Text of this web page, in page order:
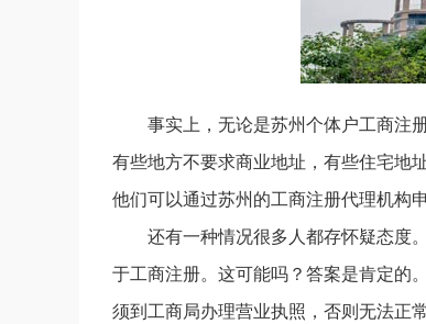
事实上，无论是苏州个体户工商注
有些地方不要求商业地址，有些住宅地
他们可以通过苏州的工商注册代理机构
还有一种情况很多人都存怀疑态度
于工商注册。这可能吗？答案是肯定的
须到工商局办理营业执照，否则无法正